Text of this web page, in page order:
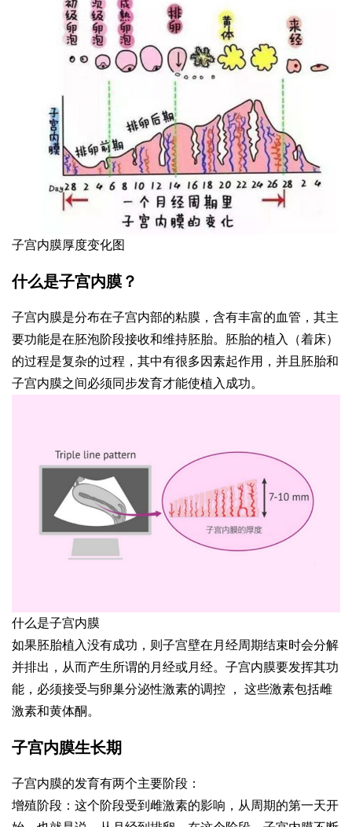
子宫内膜厚度变化图
什么是子宫内膜？
子宫内膜是分布在子宫内部的粘膜，含有丰富的血管，其主
要功能是在胚泡阶段接收和维持胚胎。胚胎的植入（着床）
的过程是复杂的过程，其中有很多因素起作用，并且胚胎和
子宫内膜之间必须同步发育才能使植入成功。
什么是子宫内膜
如果胚胎植入没有成功，则子宫壁在月经周期结束时会分解
并排出，从而产生所谓的月经或月经。子宫内膜要发挥其功
能，必须接受与卵巢分泌性激素的调控 ， 这些激素包括雌
激素和黄体酮。
子宫内膜生长期
子宫内膜的发育有两个主要阶段：
增殖阶段：这个阶段受到雌激素的影响，从周期的第一天开